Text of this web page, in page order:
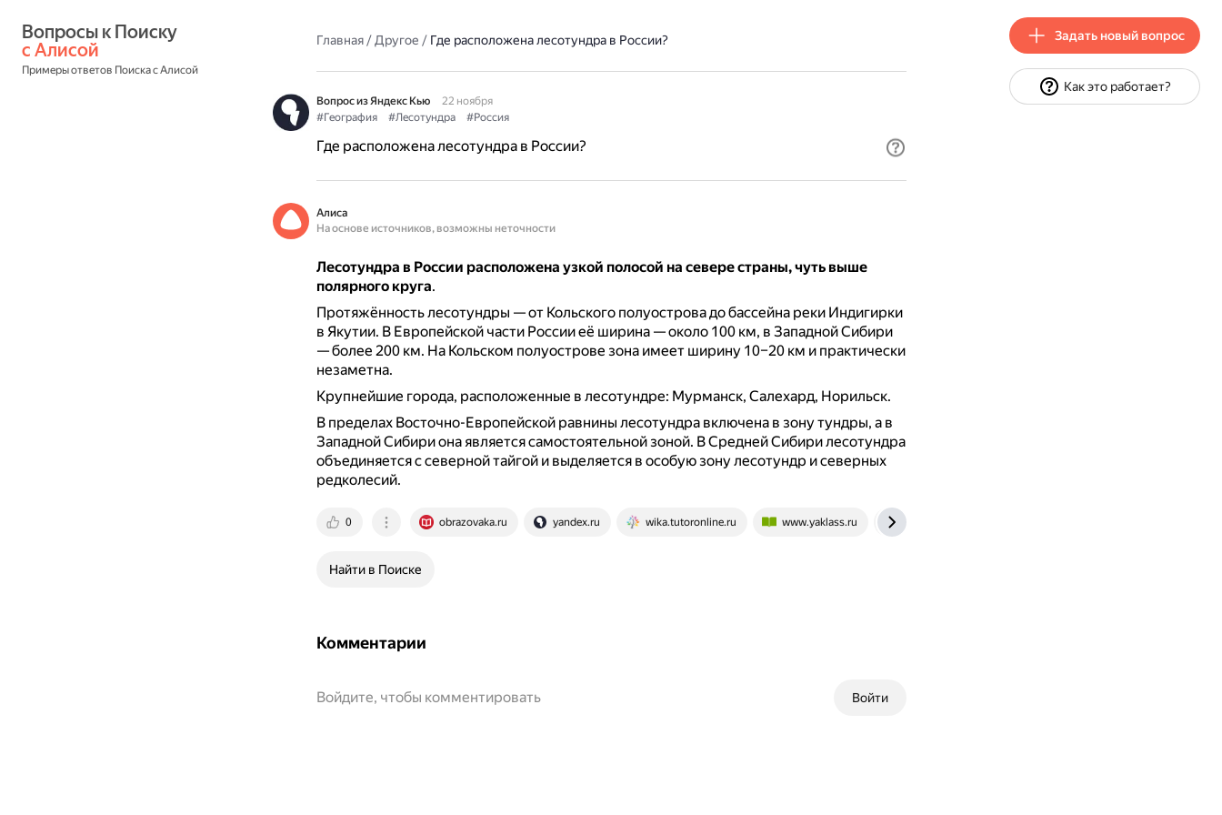
с Алисой
Примеры ответов Поиска с Алисой
Главная/Другое / Где расположена лесотундра в России?
Вопрос из Яндекс Кью
22 ноября
#География
#Лесотундра #Россия
Где расположена лесотундра в России?
Алиса
На основе источников, возможны неточности
Лесотундра в России расположена узкой полосой на севере страны, чуть выше
полярного круга.
Протяжённость лесотундры — от Кольского полуострова до бассейна реки Индигирки
в Якутии. В Европейской части России её ширина — около 100 км, в Западной Сибири
— более 200 км. На Кольском полуострове зона имеет ширину 10–20 км и практически
незаметна.
Крупнейшие города, расположенные в лесотундре: Мурманск, Салехард, Норильск.
В пределах Восточно-Европейской равнины лесотундра включена в зону тундры, а в
Западной Сибири она является самостоятельной зоной. В Средней Сибири лесотундра
объединяется с северной тайгой и выделяется в особую зону лесотундр и северных
редколесий.
0 obrazovaka.ru yandex.ru wika.tutoronline.ru www.yaklass.ru
Найти в Поиске
Комментарии
Войти
Войдите, чтобы комментировать
Задать новый вопрос
Как это работает?